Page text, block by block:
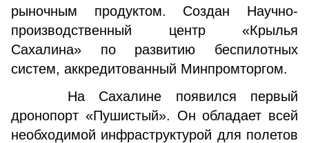
рыночным продуктом. Создан Научно-
производственный центр «Крылья
Сахалина» по развитию беспилотных
систем, аккредитованный Минпромторгом.
На Сахалине появился первый
дронопорт «Пушистый». Он обладает всей
необходимой инфраструктурой для полетов